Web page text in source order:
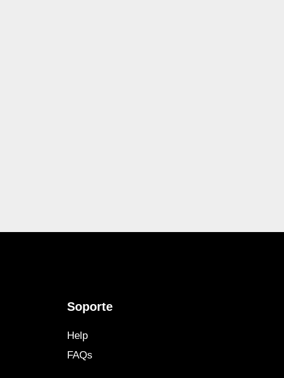
Soporte
Help
FAQs